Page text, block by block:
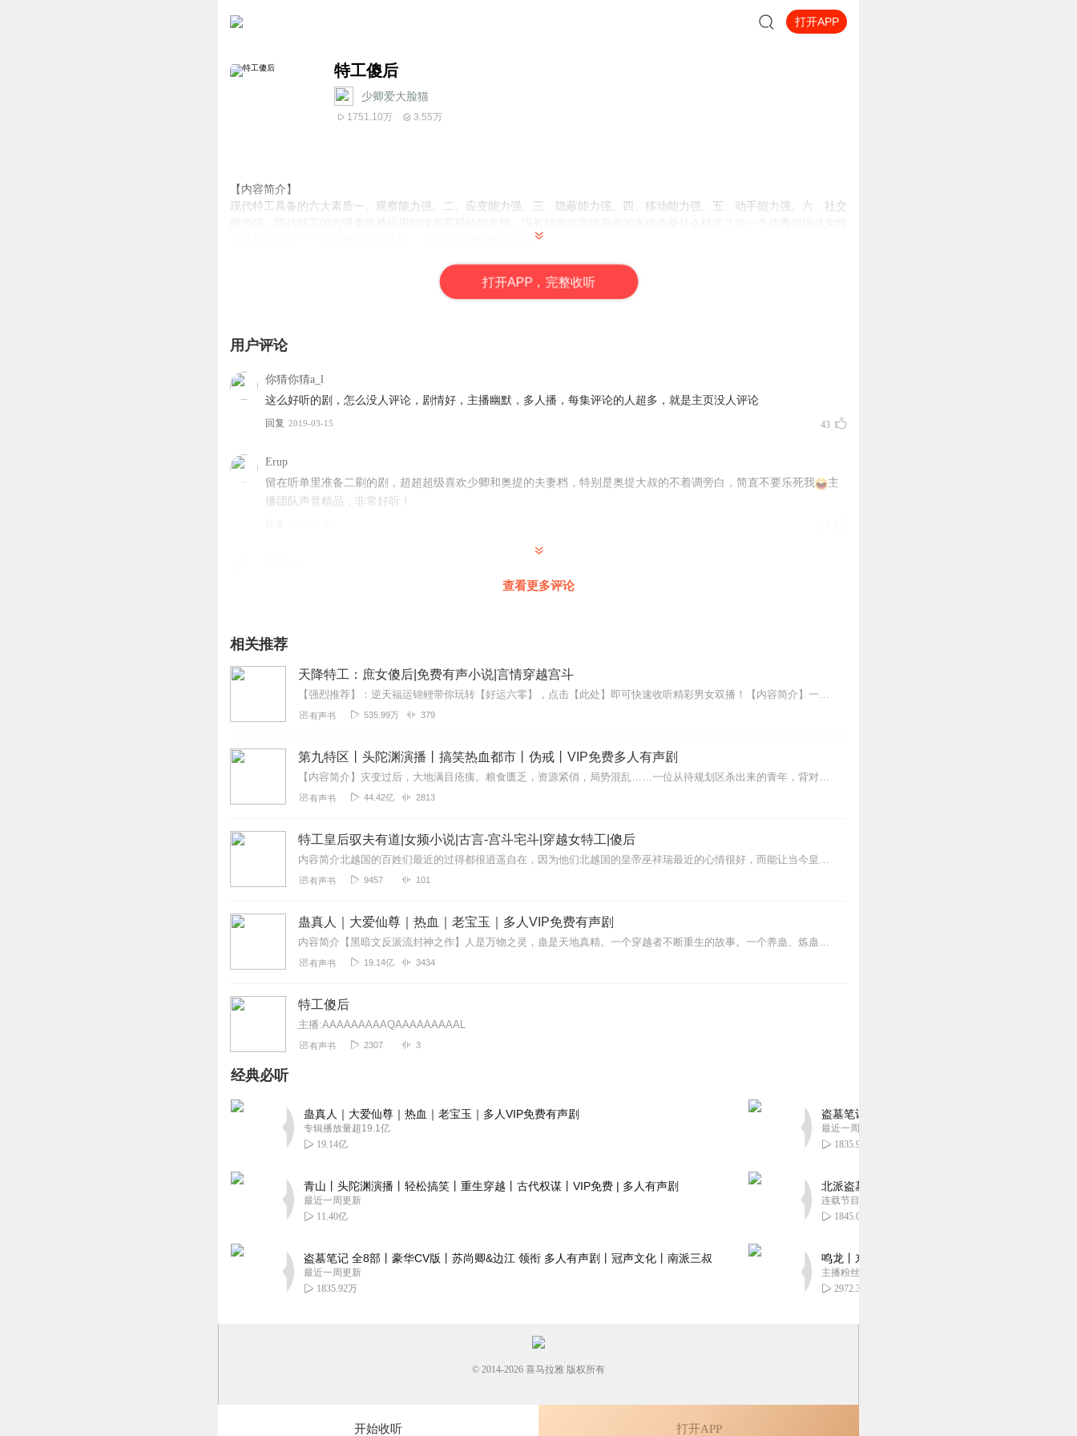
打开APP
特工傻后
少卿爱大脸猫
1751.10万 3.55万
【内容简介】
现代特工具备的六大素质一、观察能力强。二、应变能力强。三、隐蔽能力强。四、移动能力强。五、动手能力强。六、社交
工意外穿越到一个古代傻后的身上时。会产生怎样化学反应呢？
打开APP，完整收听
用户评论
你猜你猜a_l
这么好听的剧，怎么没人评论，剧情好，主播幽默，多人播，每集评论的人超多，就是主页没人评论
回复 2019-03-15 43
Erup
留在听单里准备二刷的剧，超超超级喜欢少卿和奥提的夫妻档，特别是奥提大叔的不着调旁白，简直不要乐死我
主
播团队声音精品，非常好听！
yeQin
最讨厌的就是一大堆“美男”围着女主转的剧情，所以弃剧了，但是还是要给主播们打10分
2020-07-12
已经刷两遍了，好喜欢女主的性格，男女主干净幸福快乐！哈哈😄
2020-02-28
喜欢听不虐心的剧情，赞
2019-12-25
故事节奏挺快的，不拖沓 配音也很棒， 尤其是旁白字正腔圆风趣幽默，不知道为啥评分会低。有些弱智的啰嗦的，喝
杯水恨不得写三集的书评分却高，不懂。反正支持本书。😊
小玉梅花
音之天籁520
听完啦！太赞啦！这部作品在望而生味组的全心全力演播下太有趣啦，大结局也好萌，好喜欢！特别是奥提生动活泼
的演播！给望而生味组点赞啦，感谢大家们的倾力合作！
2020-07-13 6
1392372eory
剧很好。有个小建议，明明是多人播，但是标签写的是单人，结果遗漏了很多喜欢多人播的听众，建议标签和介绍改
过来。
查看更多评论
相关推荐
天降特工：庶女傻后|免费有声小说|言情穿越宫斗
【强烈推荐】：逆天福运锦鲤带你玩转【好运六零】，点击【此处】即可快速收听精彩男女双播！【内容简介】一道圣旨，一场意外而来的婚约，惊炸了天下黎民。宣国百姓齐称，...
有声书 535.99万 379
第九特区丨头陀渊演播丨搞笑热血都市丨伪戒丨VIP免费多人有声剧
【内容简介】灾变过后，大地满目疮痍。粮食匮乏，资源紧俏，局势混乱……一位从待规划区杀出来的青年，背对着漫天黄沙，孤身来到九区谋生，却不曾想偶然结识三五好友，一念...
有声书 44.42亿 2813
特工皇后驭夫有道|女频小说|古言-宫斗宅斗|穿越女特工|傻后
内容简介北越国的百姓们最近的过得都很逍遥自在，因为他们北越国的皇帝巫祥瑞最近的心情很好，而能让当今皇帝君心大悦的人只有一个，那就是北越国独一无...
有声书 9457 101
蛊真人｜大爱仙尊｜热血｜老宝玉｜多人VIP免费有声剧
内容简介【黑暗文反派流封神之作】人是万物之灵，蛊是天地真精。一个穿越者不断重生的故事。一个养蛊、炼蛊、用蛊的奇特世界。配音组（男角色）老宝玉旁白...
有声书 19.14亿 3434
特工傻后
主播:AAAAAAAAAQAAAAAAAAAL
有声书 2307 3
经典必听
蛊真人｜大爱仙尊｜热血｜老宝玉｜多人VIP免费有声剧
专辑播放量超19.1亿
19.14亿
青山丨头陀渊演播丨轻松搞笑丨重生穿越丨古代权谋丨VIP免费 | 多人有声剧
最近一周更新
11.40亿
盗墓笔记 全8部丨豪华CV版丨苏尚卿&边江 领衔 多人有声剧丨冠声文化丨南派三叔
最近一周更新
1835.92万
盗墓笔记 全8部丨豪华CV版丨苏尚卿&边江 领衔
最近一周更新
1835.92万
北派盗墓笔记丨头陀渊出品丨悬疑灵异丨摸金校尉
连载节目超五百集
1845.02万
鸣龙丨东方玄幻丨紫襟团队丨轻松搞笑丨多人有声
主播粉丝2836万
2972.33万
开始收听 打开APP
© 2014-2026 喜马拉雅 版权所有